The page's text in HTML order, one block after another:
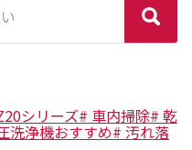
シリーズ# 車内掃除# 乾
洗浄機おすすめ# 汚れ落